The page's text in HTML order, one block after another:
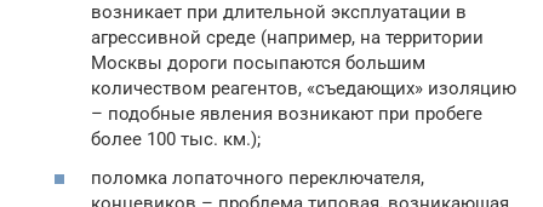
возникает при длительной эксплуатации в
агрессивной среде (например, на территории
Москвы дороги посыпаются большим
количеством реагентов, «съедающих» изоляцию
– подобные явления возникают при пробеге
более 100 тыс. км.);
поломка лопаточного переключателя,